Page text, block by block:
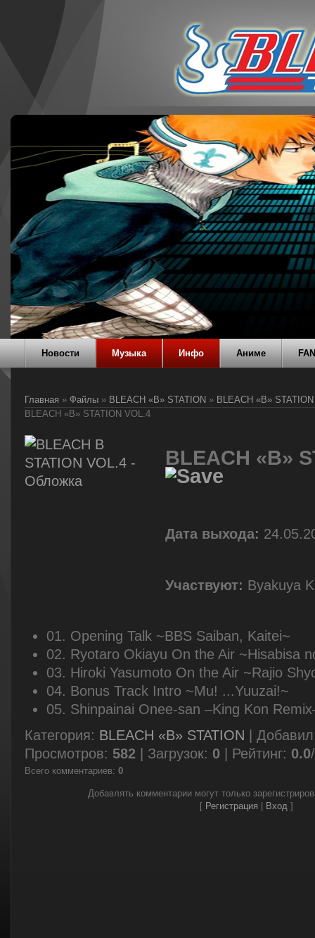
Новости Музыка Инфо Аниме
Главная » Файлы » BLEACH «B» STATION » BLEACH «B» STATION
BLEACH «B» STATION VOL.4
BLEACH «B»
Дата выхода:
Участвуют: Byakuya
01. Opening Talk ~BBS Saiban, Kaitei~
02. Ryotaro Okiayu On the Air ~Hisabisa
03. Hiroki Yasumoto On the Air ~Rajio
04. Bonus Track Intro ~Mu! ...Yuuzai!~
05. Shinpainai Onee-san –King Kon
Категория: BLEACH «B» STATION Добавил
Просмотров: 582 Загрузок: 0 Рейтинг: 0.0/
Всего комментариев: 0
Добавлять комментарии могут только
[ Регистрация Вход]